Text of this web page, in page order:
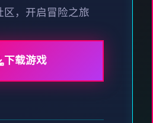
区，开启冒险之旅
下载游戏